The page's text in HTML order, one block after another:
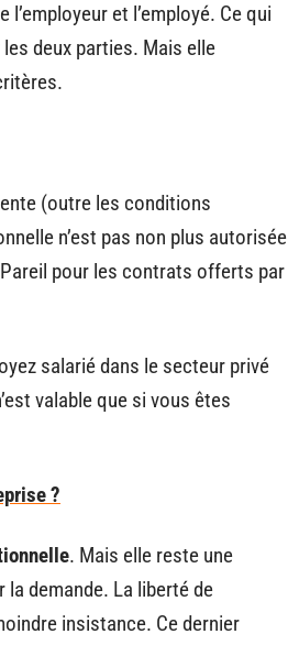
l’employeur et l’employé. Ce qui
deux parties. Mais elle
(outre les conditions
n’est pas non plus autorisée
pour les contrats offerts par
salarié dans le secteur privé
valable que si vous êtes
?
. Mais elle reste une
la demande. La liberté de
insistance. Ce dernier